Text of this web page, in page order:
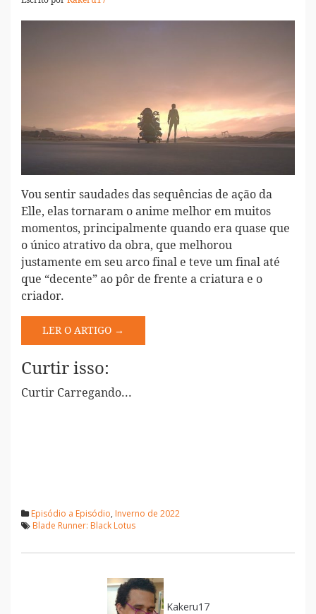
Vou sentir saudades das sequências de ação da
Elle, elas tornaram o anime melhor em muitos
momentos, principalmente quando era quase que
o único atrativo da obra, que melhorou
justamente em seu arco final e teve um final até
que “decente” ao pôr de frente a criatura e o
criador.
LER O ARTIGO →
Curtir isso:
Curtir Carregando...
Episódio a Episódio, Inverno de 2022
Blade Runner: Black Lotus
Kakeru17